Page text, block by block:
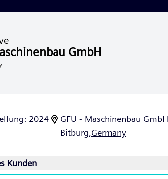
GmbH
: 2024
GFU - Maschinenbau GmbH
Bitburg,Germany
Kunden